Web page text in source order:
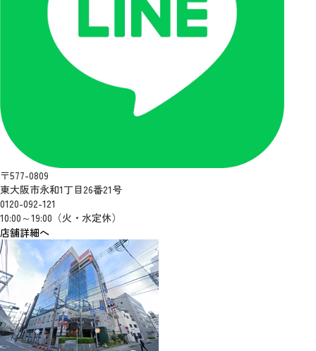
〒577-0809
東大阪市永和1丁目26番21号
0120-092-121
10:00～19:00（火・水定休）
店舗詳細へ